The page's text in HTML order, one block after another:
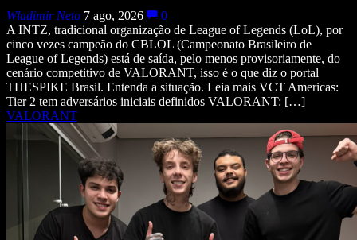
Wladimir Neto 7 ago, 2026
0
A INTZ, tradicional organização de League of Legends (LoL), por
cinco vezes campeão do CBLOL (Campeonato Brasileiro de
League of Legends) está de saída, pelo menos provisoriamente, do
cenário competitivo de VALORANT, isso é o que diz o portal
THESPIKE Brasil. Entenda a situação. Leia mais VCT Americas:
Tier 2 tem adversários iniciais definidos VALORANT: […]
VALORANT